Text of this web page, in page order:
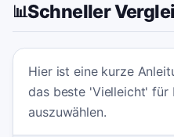
📊Schneller
Hier ist eine kurze
das beste 'Vielleicht' für
auszuwählen.